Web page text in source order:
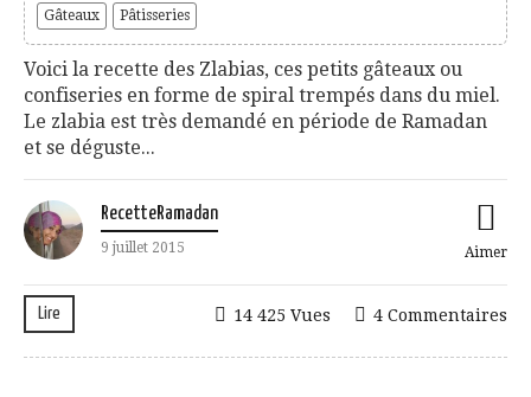
Gâteaux Pâtisseries
Voici la recette des Zlabias, ces petits gâteaux ou
confiseries en forme de spiral trempés dans du miel.
Le zlabia est très demandé en période de Ramadan
et se déguste...
RecetteRamadan
9 juillet 2015 Aimer
Lire 4 Commentaires
14 425 Vues